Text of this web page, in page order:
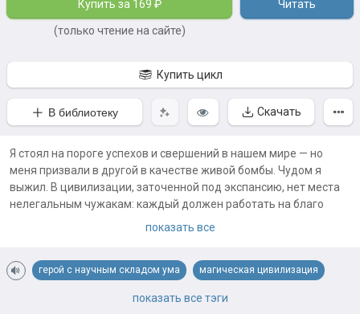
Купить за 169 ₽
(только чтение на сайте)
Читать
Купить цикл
В библиотеку Скачать
Я стоял на пороге успехов и свершений в нашем мире — но
меня призвали в другой в качестве живой бомбы. Чудом я
выжил. В цивилизации, заточенной под экспансию, нет места
нелегальным чужакам: каждый должен работать на благо
🎵 Заглавная тема главного героя (песня Смертника). Можно
показать все
герой с научным складом ума магическая цивилизация
магия огня миростроительство
показать все тэги